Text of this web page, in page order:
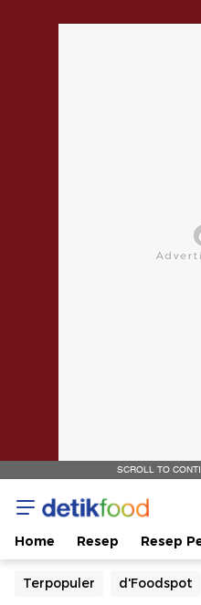
SCROLL TO
Home Resep Resep
Terpopuler d'Foodspot